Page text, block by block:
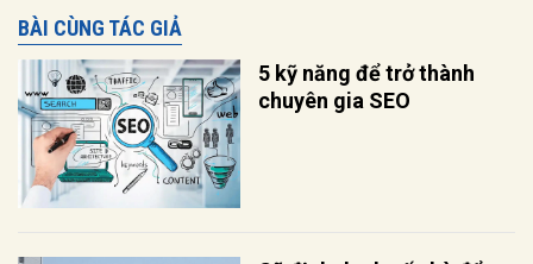
BÀI CÙNG TÁC GIẢ
5 kỹ năng để trở thành
chuyên gia SEO